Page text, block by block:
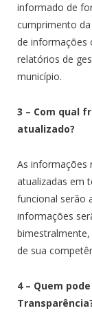
informado de
cumprimento da
de informações
relatórios de
município.
3 – Com qual
atualizado?
As informações
atualizadas em
funcional serão
informações
de sua
4 – Quem